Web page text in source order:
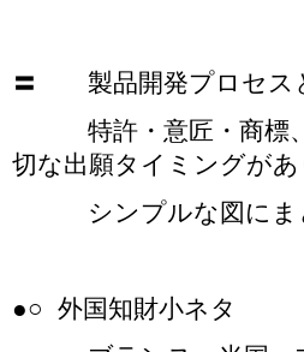
〓 製品開発プロセス
特許・意匠・商標、
切な出願タイミングがあ
シンプルな図にまと
●○ 外国知財小ネタ